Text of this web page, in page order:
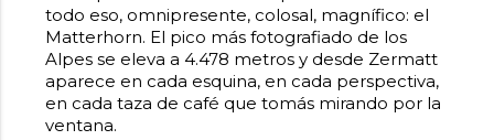
todo eso, omnipresente, colosal, magnífico: el
Matterhorn. El pico más fotografiado de los
Alpes se eleva a 4.478 metros y desde Zermatt
aparece en cada esquina, en cada perspectiva,
en cada taza de café que tomás mirando por la
ventana.